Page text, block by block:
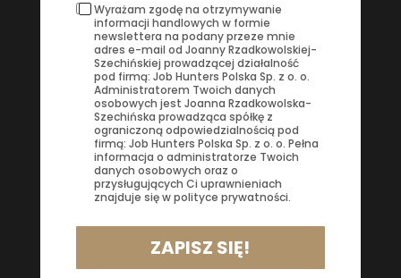
Wyrażam zgodę na otrzymywanie
informacji handlowych w formie
newslettera na podany przeze mnie
adres e-mail od Joanny Rzadkowolskiej-
Szechińskiej prowadzącej działalność
pod firmą: Job Hunters Polska Sp. z o. o.
Administratorem Twoich danych
osobowych jest Joanna Rzadkowolska-
Szechińska prowadząca spółkę z
ograniczoną odpowiedzialnością pod
firmą: Job Hunters Polska Sp. z o. o. Pełna
informacja o administratorze Twoich
danych osobowych oraz o
przysługujących Ci uprawnieniach
znajduje się w polityce prywatności.
ZAPISZ SIĘ!